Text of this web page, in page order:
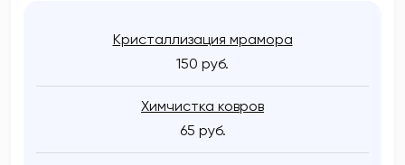
Кристаллизация мрамора
150 руб.
Химчистка ковров
65 руб.